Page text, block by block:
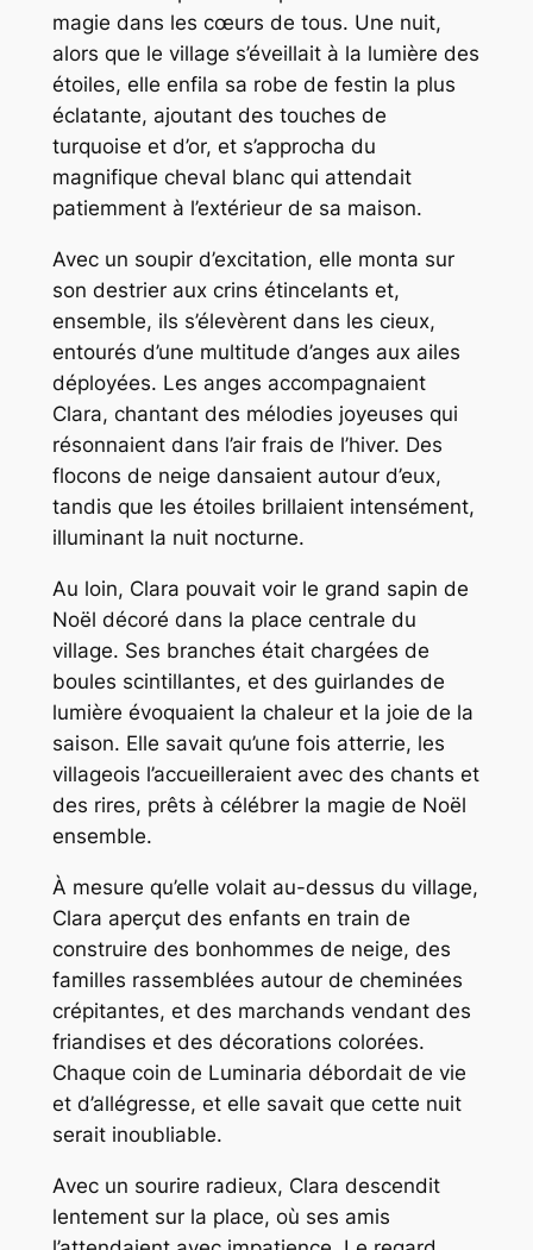
magie dans les cœurs de tous. Une nuit,
alors que le village s’éveillait à la lumière des
étoiles, elle enfila sa robe de festin la plus
éclatante, ajoutant des touches de
turquoise et d’or, et s’approcha du
magnifique cheval blanc qui attendait
patiemment à l’extérieur de sa maison.
Avec un soupir d’excitation, elle monta sur
son destrier aux crins étincelants et,
ensemble, ils s’élevèrent dans les cieux,
entourés d’une multitude d’anges aux ailes
déployées. Les anges accompagnaient
Clara, chantant des mélodies joyeuses qui
résonnaient dans l’air frais de l’hiver. Des
flocons de neige dansaient autour d’eux,
tandis que les étoiles brillaient intensément,
illuminant la nuit nocturne.
Au loin, Clara pouvait voir le grand sapin de
Noël décoré dans la place centrale du
village. Ses branches était chargées de
boules scintillantes, et des guirlandes de
lumière évoquaient la chaleur et la joie de la
saison. Elle savait qu’une fois atterrie, les
villageois l’accueilleraient avec des chants et
des rires, prêts à célébrer la magie de Noël
ensemble.
À mesure qu’elle volait au-dessus du village,
Clara aperçut des enfants en train de
construire des bonhommes de neige, des
familles rassemblées autour de cheminées
crépitantes, et des marchands vendant des
friandises et des décorations colorées.
Chaque coin de Luminaria débordait de vie
et d’allégresse, et elle savait que cette nuit
serait inoubliable.
Avec un sourire radieux, Clara descendit
lentement sur la place, où ses amis